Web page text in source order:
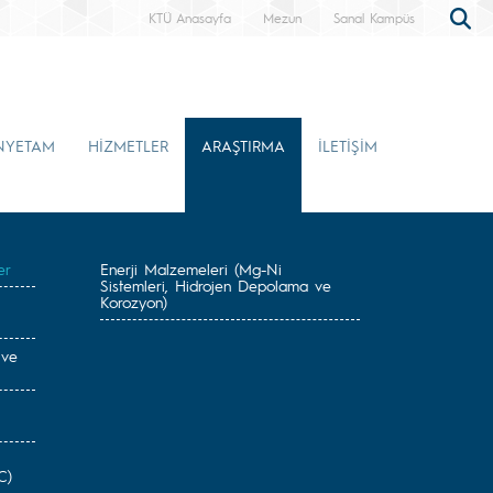
KTÜ Anasayfa Mezun Sanal Kampüs
HİZMETLER ARAŞTIRMA İLETİŞİM
Enerji Malzemeleri (Mg-Ni
Sistemleri, Hidrojen Depolama ve
Korozyon)